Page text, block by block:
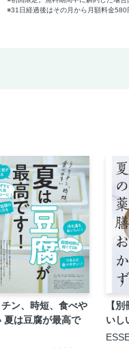
31日経過後はその月から月額料金580
ン、時短、食べや
夏は豆腐が最高で
【
いし